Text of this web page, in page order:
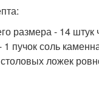
размера - 14 штук
1 пучок соль
ложек